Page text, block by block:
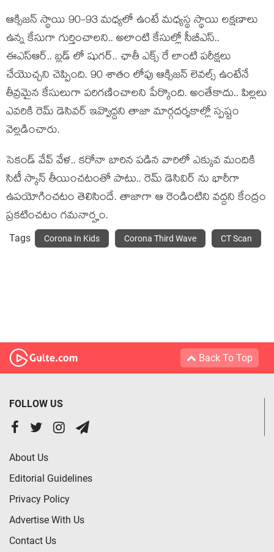
ఆక్సిజన్ స్థాయి 90-93 మధ్యలో ఉంటే మధ్యస్థ స్థాయి లక్షణాలు
ఉన్న కేసుగా గుర్తించాలని.. అలాంటి కేసుల్లో సీబీఎస్..
ఈఎస్ఆర్.. బ్లడ్ లో షుగర్.. ఛాతీ ఎక్స్ రే లాంటి పరీక్షలు
చేయొచ్చని చెప్పింది. 90 శాతం లోపు ఆక్సిజన్ లెవల్స్ ఉంటేనే
తీవ్రమైన కేసులుగా పరిగణించాలని పేర్కొంది. అంతేకాదు.. పిల్లలు
ఎవరికి రెమ్ డెసివర్ ఇవ్వొద్దని తాజా మార్గదర్శకాల్లో స్పష్టం
వెల్లడించారు.
సెకండ్ వేవ్ వేళ.. కరోనా బారిన పడిన వారిలో ఎక్కువ మందికి
సిటీ స్కాన్ తీయించటంతో పాటు.. రెమ్ డెసివిర్ ను భారీగా
ఉపయోగించటం తెలిసిందే. తాజాగా ఆ రెండింటిని వద్దని కేంద్రం
ప్రకటించటం గమనార్హం.
Tags Corona In Kids Corona Third Wave CT Scan
Back To Top
FOLLOW US
About Us
Editorial Guidelines
Privacy Policy
Advertise With Us
Contact Us